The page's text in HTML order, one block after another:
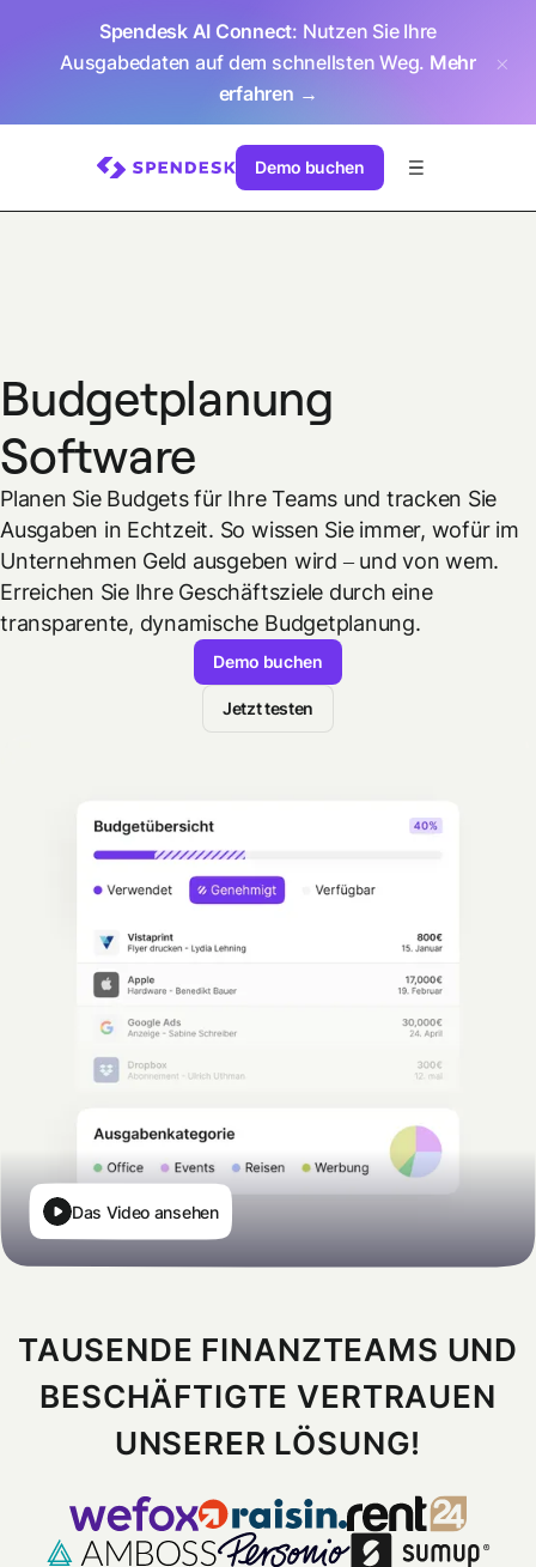
Spendesk AI Connect: Nutzen Sie Ihre
Ausgabedaten auf dem schnellsten Weg. Mehr
erfahren →
Demo buchen
Budgetplanung
Software
Planen Sie Budgets für Ihre Teams und tracken Sie
Ausgaben in Echtzeit. So wissen Sie immer, wofür im
Unternehmen Geld ausgeben wird – und von wem.
Erreichen Sie Ihre Geschäftsziele durch eine
transparente, dynamische Budgetplanung.
Demo buchen
Jetzt testen
Das Video ansehen
TAUSENDE FINANZTEAMS UND
BESCHÄFTIGTE VERTRAUEN
UNSERER LÖSUNG!